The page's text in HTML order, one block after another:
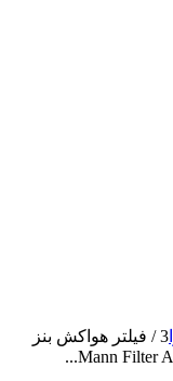
3
/ فیلتر هواکش بنز